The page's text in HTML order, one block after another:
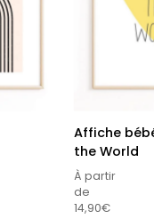
Affiche
the World
À partir
de
14,90€